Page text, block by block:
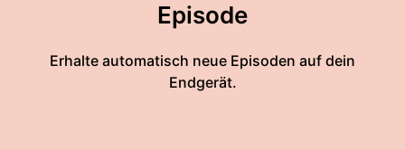
Episode
Erhalte automatisch neue Episoden auf dein
Endgerät.